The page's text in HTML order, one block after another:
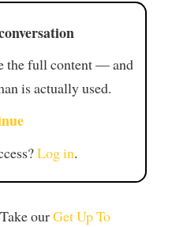
the full content — and
is actually used.
Log in.
ourGet Up To